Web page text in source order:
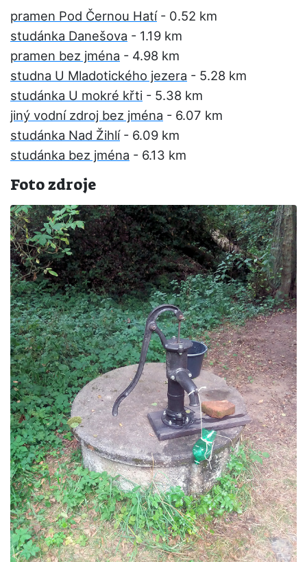
pramen Pod Černou Hatí- 0.52 km
studánka Danešova - 1.19 km
pramen bez jména - 4.98 km
studna U Mladotického jezera - 5.28 km
studánka U mokré křti - 5.38 km
jiný vodní zdroj bez jména - 6.07 km
studánka Nad Žihlí- 6.09 km
studánka bez jména - 6.13 km
Foto zdroje